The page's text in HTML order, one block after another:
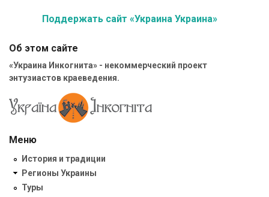
Поддержать сайт «Украина Украина»
Об этом сайте
«Украина Инкогнита» - некоммерческий проект
энтузиастов краеведения.
Меню
История и традиции
Регионы Украины
Туры